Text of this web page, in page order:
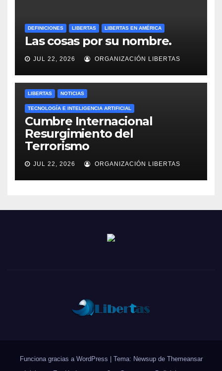
DEFINICIONES LIBERTAS LIBERTAS EN AMÉRICA
Las cosas por su nombre.
JUL 22, 2026 ORGANIZACIÓN LIBERTAS
LIBERTAS NOTICIAS
TECNOLOGÍA E INTELIGENCIA ARTIFICIAL
Cumbre Internacional
Resurgimiento del
Terrorismo
JUL 22, 2026 ORGANIZACIÓN LIBERTAS
Funciona gracias a WordPress Tema: Newsup de Themeansar